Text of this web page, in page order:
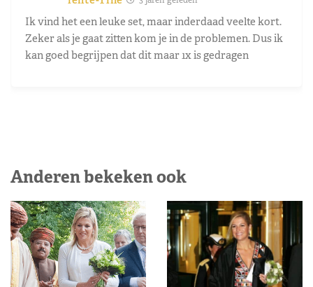
Ik vind het een leuke set, maar inderdaad veelte kort.
Zeker als je gaat zitten kom je in de problemen. Dus ik
kan goed begrijpen dat dit maar 1x is gedragen
Anderen bekeken ook